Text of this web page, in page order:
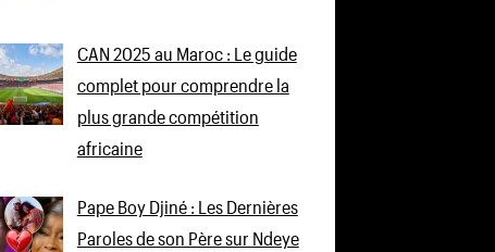
CAN 2025 au Maroc : Le guide
complet pour comprendre la
plus grande compétition
africaine
Pape Boy Djiné : Les Dernières
Paroles de son Père sur Ndeye